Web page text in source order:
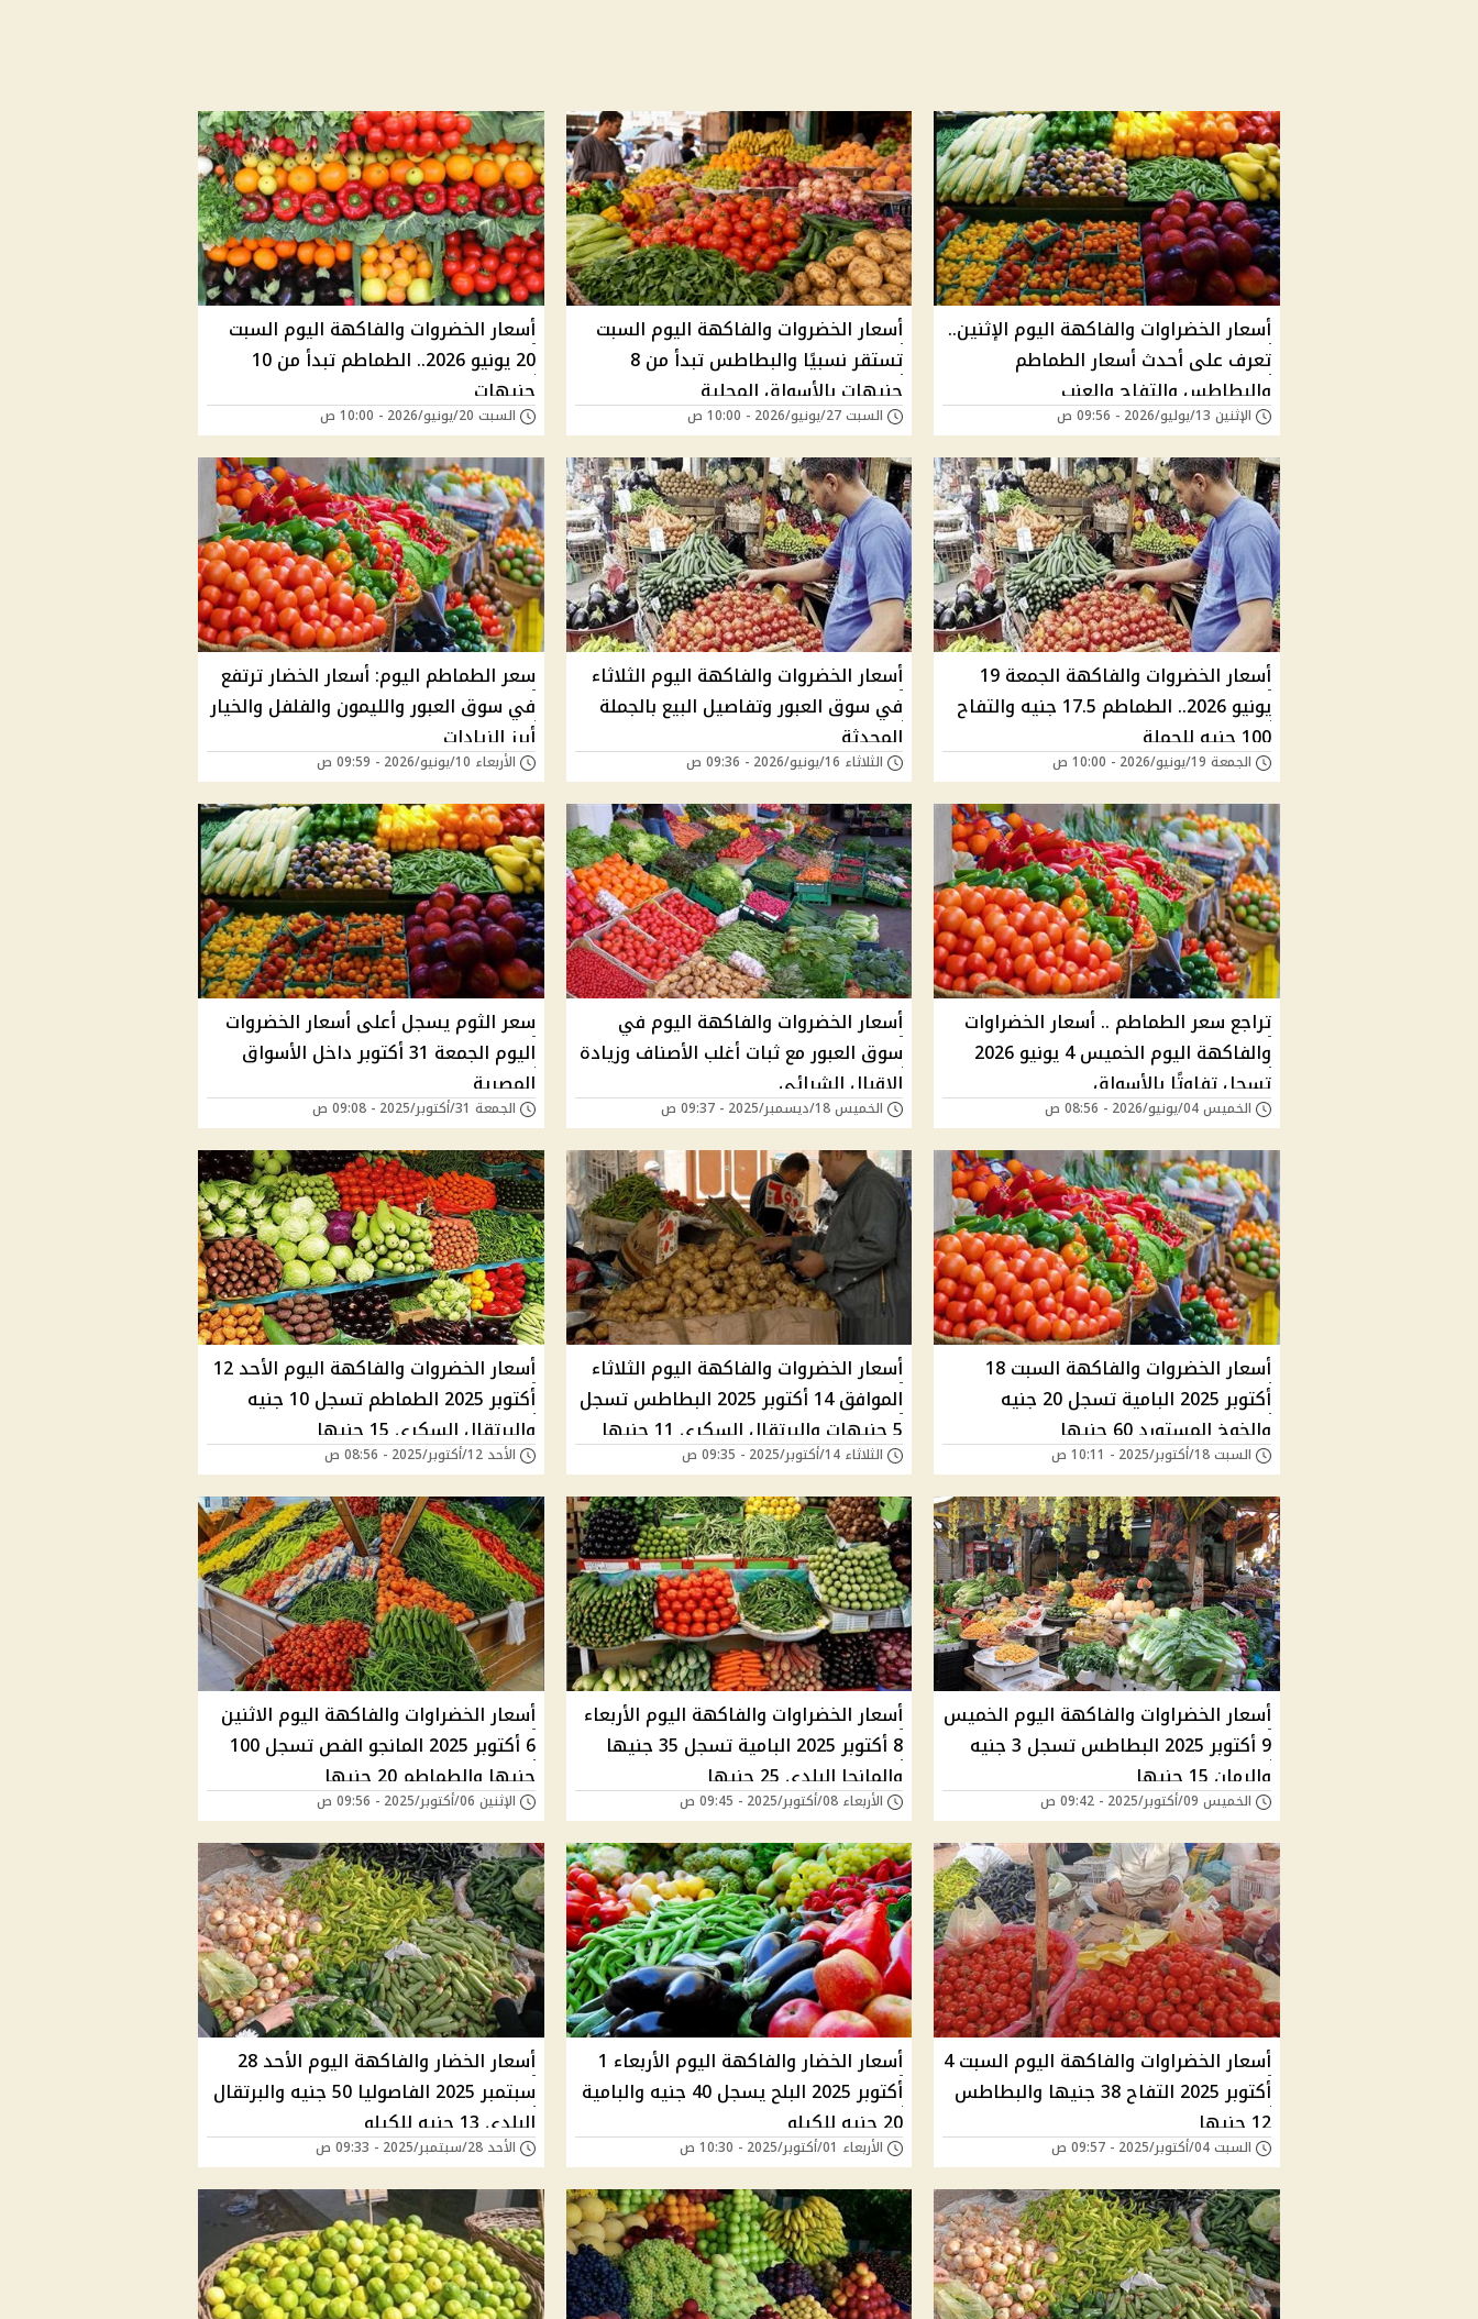
أسعار الخضراوات والفاكهة اليوم الإثنين..
تعرف على أحدث أسعار الطماطم
والبطاطس والتفاح والعنب
الإثنين 13/يوليو/2026 - 09:56 ص
أسعار الخضروات والفاكهة اليوم السبت
تستقر نسبيًا والبطاطس تبدأ من 8
جنيهات بالأسواق المحلية
السبت 27/يونيو/2026 - 10:00 ص
أسعار الخضروات والفاكهة اليوم السبت
20 يونيو 2026.. الطماطم تبدأ من 10
جنيهات
السبت 20/يونيو/2026 - 10:00 ص
أسعار الخضروات والفاكهة الجمعة 19
يونيو 2026.. الطماطم 17.5 جنيه والتفاح
100 جنيه للجملة
الجمعة 19/يونيو/2026 - 10:00 ص
أسعار الخضروات والفاكهة اليوم الثلاثاء
في سوق العبور وتفاصيل البيع بالجملة
المحدثة
الثلاثاء 16/يونيو/2026 - 09:36 ص
سعر الطماطم اليوم: أسعار الخضار ترتفع
في سوق العبور والليمون والفلفل والخيار
أبرز الزيادات
الأربعاء 10/يونيو/2026 - 09:59 ص
تراجع سعر الطماطم .. أسعار الخضراوات
والفاكهة اليوم الخميس 4 يونيو 2026
تسجل تفاوتًا بالأسواق
الخميس 04/يونيو/2026 - 08:56 ص
أسعار الخضروات والفاكهة اليوم في
سوق العبور مع ثبات أغلب الأصناف وزيادة
الإقبال الشرائي
الخميس 18/ديسمبر/2025 - 09:37 ص
سعر الثوم يسجل أعلى أسعار الخضروات
اليوم الجمعة 31 أكتوبر داخل الأسواق
المصرية
الجمعة 31/أكتوبر/2025 - 09:08 ص
أسعار الخضروات والفاكهة السبت 18
أكتوبر 2025 البامية تسجل 20 جنيه
والخوخ المستورد 60 جنيها
السبت 18/أكتوبر/2025 - 10:11 ص
أسعار الخضروات والفاكهة اليوم الثلاثاء
الموافق 14 أكتوبر 2025 البطاطس تسجل
5 جنيهات والبرتقال السكري 11 جنيها
الثلاثاء 14/أكتوبر/2025 - 09:35 ص
أسعار الخضروات والفاكهة اليوم الأحد 12
أكتوبر 2025 الطماطم تسجل 10 جنيه
والبرتقال السكري 15 جنيها
الأحد 12/أكتوبر/2025 - 08:56 ص
أسعار الخضراوات والفاكهة اليوم الخميس
9 أكتوبر 2025 البطاطس تسجل 3 جنيه
والرمان 15 جنيها
الخميس 09/أكتوبر/2025 - 09:42 ص
أسعار الخضراوات والفاكهة اليوم الأربعاء
8 أكتوبر 2025 البامية تسجل 35 جنيها
والمانجا البلدي 25 جنيها
الأربعاء 08/أكتوبر/2025 - 09:45 ص
أسعار الخضراوات والفاكهة اليوم الاثنين
6 أكتوبر 2025 المانجو الفص تسجل 100
جنيها والطماطم 20 جنيها
الإثنين 06/أكتوبر/2025 - 09:56 ص
أسعار الخضراوات والفاكهة اليوم السبت 4
أكتوبر 2025 التفاح 38 جنيها والبطاطس
12 جنيها
السبت 04/أكتوبر/2025 - 09:57 ص
أسعار الخضار والفاكهة اليوم الأربعاء 1
أكتوبر 2025 البلح يسجل 40 جنيه والبامية
20 جنيه للكيلو
الأربعاء 01/أكتوبر/2025 - 10:30 ص
أسعار الخضار والفاكهة اليوم الأحد 28
سبتمبر 2025 الفاصوليا 50 جنيه والبرتقال
البلدي 13 جنيه للكيلو
الأحد 28/سبتمبر/2025 - 09:33 ص